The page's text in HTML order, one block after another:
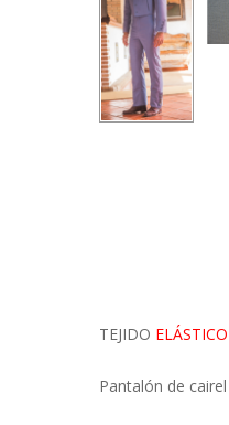
TEJIDO ELÁSTICO
Pantalón de